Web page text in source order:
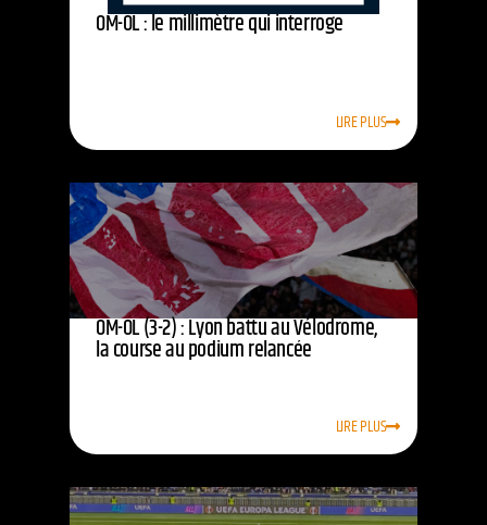
OM-OL : le millimètre qui interroge
LIRE PLUS
OM-OL (3-2) : Lyon battu au Vélodrome,
la course au podium relancée
LIRE PLUS